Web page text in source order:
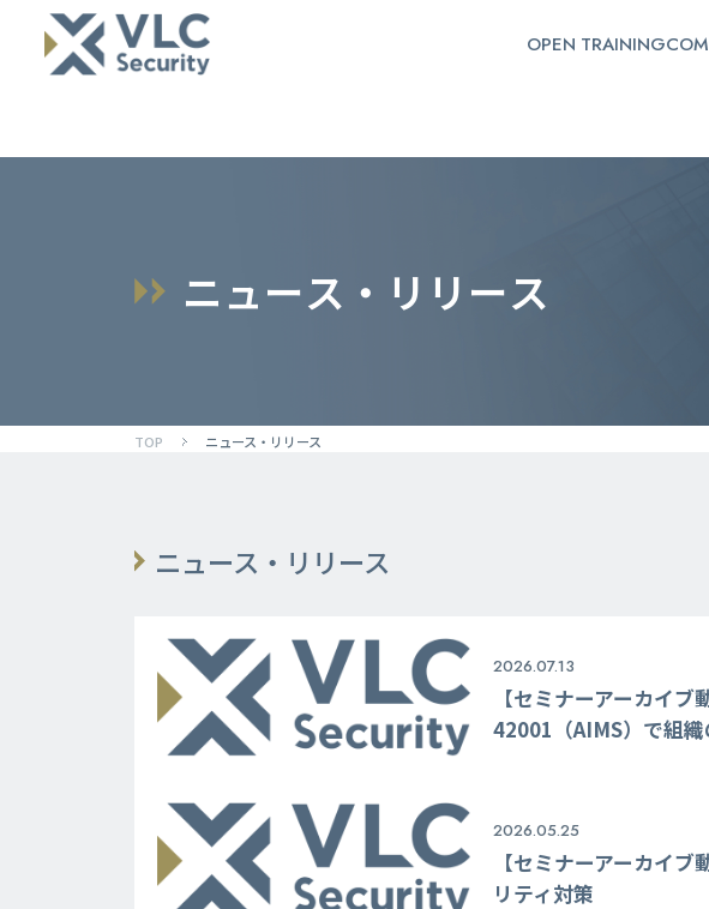
OPEN TRAINING
ニュース ・ リ リ ース
TOP ニュース・リリース
ニュース・リリース
2026.07.13
【セミナーアーカイ
42001（AIMS）で組
2026.05.25
【セミナーアーカイ
リティ対策